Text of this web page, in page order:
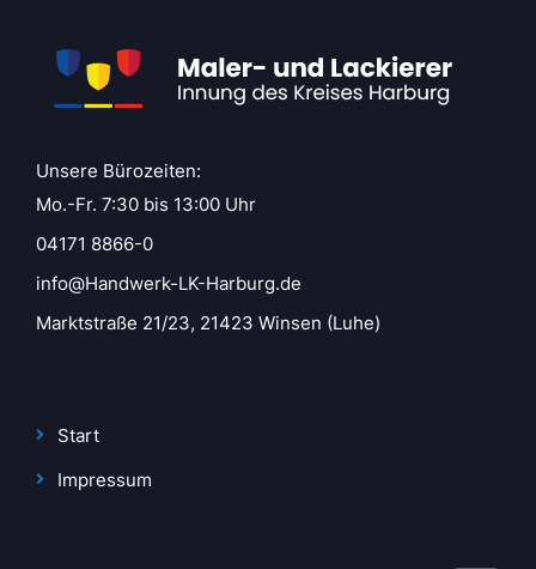
Unsere Bürozeiten:
Mo.-Fr. 7:30 bis 13:00 Uhr
04171 8866-0
info@Handwerk-LK-Harburg.de
Marktstraße 21/23, 21423 Winsen (Luhe)
Start
Impressum